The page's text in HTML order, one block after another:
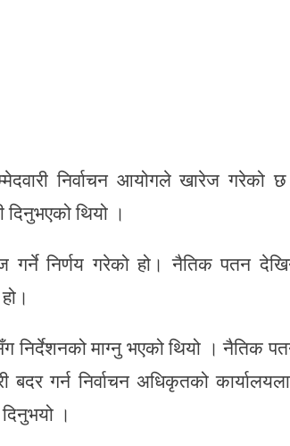
निर्वाचन आयोगले खारेज गरेको
थियो ।
निर्णय गरेको हो। नैतिक पतन
निर्देशनको माग्नु भएको थियो । नैतिक
गर्न निर्वाचन अधिकृतको
।